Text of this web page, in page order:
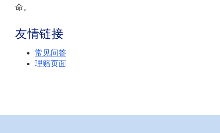
命。
友情链接
常见问答
理赔页面